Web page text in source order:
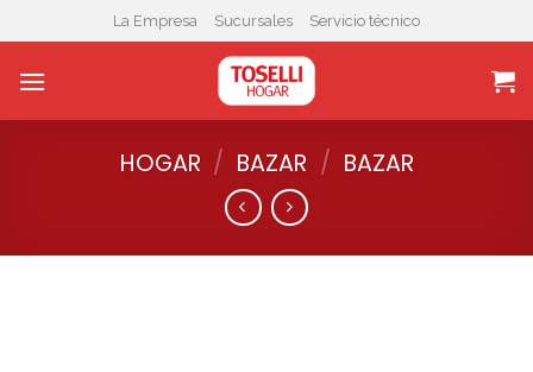
to
content
La Empresa Sucursales Servicio técnico
HOGAR / BAZAR / BAZAR